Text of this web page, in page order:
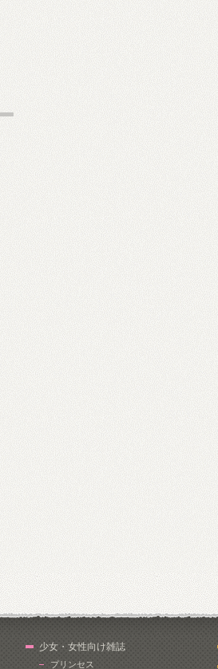
少女・女性向け雑誌
プリンセス